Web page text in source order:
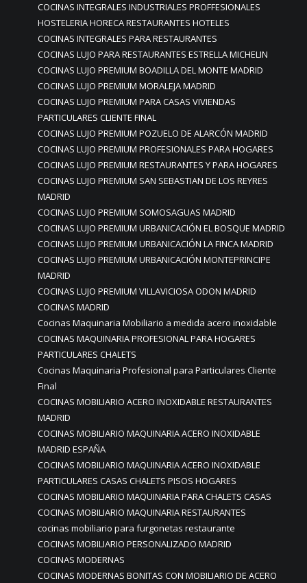
COCINAS INTEGRALES INDUSTRIALES PROFFESIONALES
HOSTELERIA HORECA RESTAURANTES HOTELES
COCINAS INTEGRALES PARA RESTAURANTES
COCINAS LUJO PARA RESTAURANTES ESTRELLA MICHELIN
COCINAS LUJO PREMIUM BOADILLA DEL MONTE MADRID
COCINAS LUJO PREMIUM MORALEJA MADRID
COCINAS LUJO PREMIUM PARA CASAS VIVIENDAS
PARTICULARES CLIENTE FINAL
COCINAS LUJO PREMIUM POZUELO DE ALARCÓN MADRID
COCINAS LUJO PREMIUM PROFESIONALES PARA HOGARES
COCINAS LUJO PREMIUM RESTAURANTES Y PARA HOGARES
COCINAS LUJO PREMIUM SAN SEBASTIAN DE LOS REYRES
MADRID
COCINAS LUJO PREMIUM SOMOSAGUAS MADRID
COCINAS LUJO PREMIUM URBANICACIÓN EL BOSQUE MADRID
COCINAS LUJO PREMIUM URBANICACIÓN LA FINCA MADRID
COCINAS LUJO PREMIUM URBANICACIÓN MONTEPRINCIPE
MADRID
COCINAS LUJO PREMIUM VILLAVICIOSA ODON MADRID
COCINAS MADRID
Cocinas Maquinaria Mobiliario a medida acero inoxidable
COCINAS MAQUINARIA PROFESIONAL PARA HOGARES
PARTICULARES CHALETS
Cocinas Maquinaria Profesional para Particulares Cliente
Final
COCINAS MOBILIARIO ACERO INOXIDABLE RESTAURANTES
MADRID
COCINAS MOBILIARIO MAQUINARIA ACERO INOXIDABLE
MADRID ESPAÑA
COCINAS MOBILIARIO MAQUINARIA ACERO INOXIDABLE
PARTICULARES CASAS CHALETS PISOS HOGARES
COCINAS MOBILIARIO MAQUINARIA PARA CHALETS CASAS
COCINAS MOBILIARIO MAQUINARIA RESTAURANTES
cocinas mobiliario para furgonetas restaurante
COCINAS MOBILIARIO PERSONALIZADO MADRID
COCINAS MODERNAS
COCINAS MODERNAS BONITAS CON MOBILIARIO DE ACERO